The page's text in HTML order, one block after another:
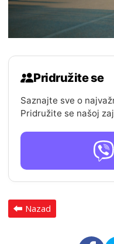
Pridružite se
Saznajte sve o
Pridružite se našoj
Nazad